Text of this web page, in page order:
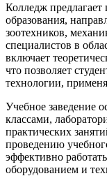
Колледж
образования,
зоотехников,
специалистов в
включает
что позволяет
технологии,
Учебное заведение
классами,
практических
проведению
эффективно
оборудованием и